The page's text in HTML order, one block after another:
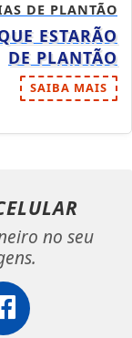
DE PLANTÃO
ESTARÃO
DE PLANTÃO
SAIBA MAIS
no seu